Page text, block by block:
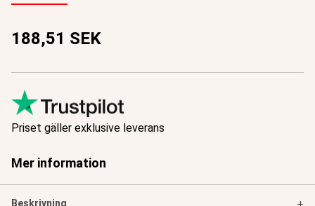
188,51 SEK
Priset gäller exklusive leverans
Mer information
Beskrivning